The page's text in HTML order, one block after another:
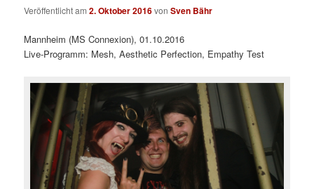
Veröffentlicht am2. Oktober 2016vonSven Bähr
Mannheim (MS Connexion), 01.10.2016
Live-Programm: Mesh, Aesthetic Perfection, Empathy Test